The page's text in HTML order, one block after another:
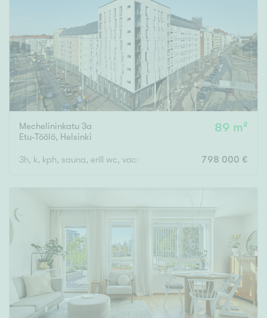
Mechelininkatu 3a
Etu-Töölö, Helsinki
89 m²
3h, k, kph, sauna, erill wc, vaateh, parveke 798 000 €